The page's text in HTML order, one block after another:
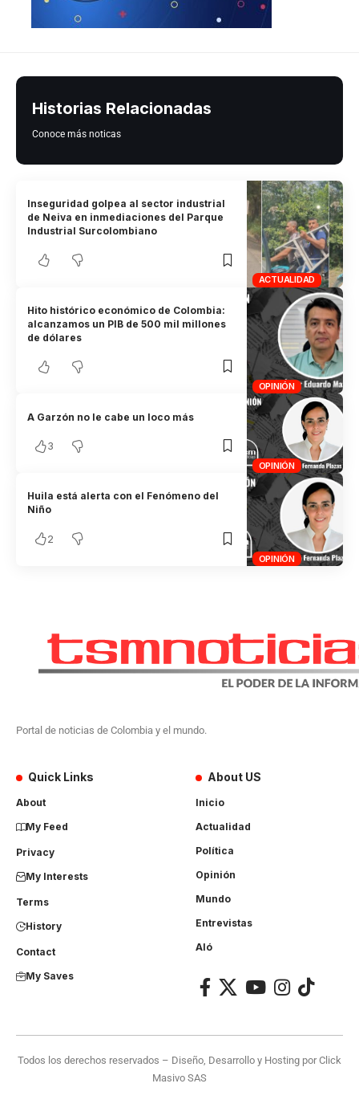
Historias Relacionadas
Conoce más noticas
ACTUALIDAD
Inseguridad golpea al sector industrial
de Neiva en inmediaciones del Parque
Industrial Surcolombiano
OPINIÓN
Hito histórico económico de Colombia:
alcanzamos un PIB de 500 mil millones
de dólares
OPINIÓN
A Garzón no le cabe un loco más
3
OPINIÓN
Huila está alerta con el Fenómeno del
Niño
2
Portal de noticias de Colombia y el mundo.
Quick Links
About
My Feed
Privacy
My Interests
Terms
History
Contact
My Saves
About US
Inicio
Actualidad
Política
Opinión
Mundo
Entrevistas
Aló
Todos los derechos reservados – Diseño, Desarrollo y Hosting porClick
Masivo SAS